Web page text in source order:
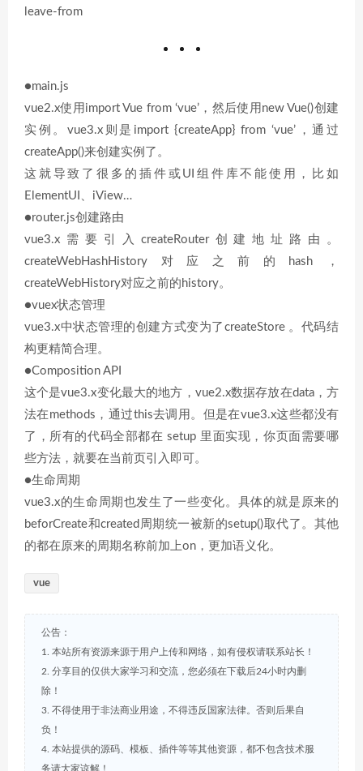
leave-from
●main.js
vue2.x使用import Vue from ‘vue’，然后使用new Vue()创建
实例。vue3.x则是import {createApp} from ‘vue’，通过
createApp()来创建实例了。
这就导致了很多的插件或UI组件库不能使用，比如
ElementUI、iView…
●router.js创建路由
vue3.x需要引入createRouter创建地址路由。
createWebHashHistory对应之前的hash，
createWebHistory对应之前的history。
●vuex状态管理
vue3.x中状态管理的创建方式变为了createStore 。代码结
构更精简合理。
●Composition API
这个是vue3.x变化最大的地方，vue2.x数据存放在data，方
法在methods，通过this去调用。但是在vue3.x这些都没有
了，所有的代码全部都在 setup 里面实现，你页面需要哪
些方法，就要在当前页引入即可。
●生命周期
vue3.x的生命周期也发生了一些变化。具体的就是原来的
beforCreate和created周期统一被新的setup()取代了。其他
的都在原来的周期名称前加上on，更加语义化。
vue
公告：
1. 本站所有资源来源于用户上传和网络，如有侵权请联系站长！
2. 分享目的仅供大家学习和交流，您必须在下载后24小时内删
除！
3. 不得使用于非法商业用途，不得违反国家法律。否则后果自
负！
4. 本站提供的源码、模板、插件等等其他资源，都不包含技术服
务请大家谅解！